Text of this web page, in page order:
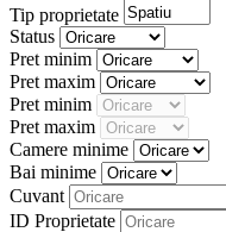
Tip proprietate
Status
Pret minim
Pret maxim
Pret minim
Pret maxim
Camere minime
Bai minime
Cuvant
ID Proprietate